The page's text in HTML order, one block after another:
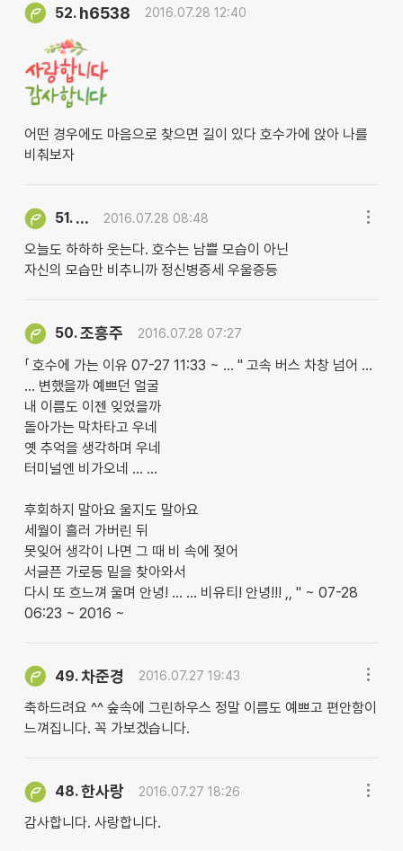
52. h6538 2016.07.28 12:40
어떤 경우에도 마음으로 찾으면 길이 있다 호수가에 앉아 나를
비춰보자
51. ... 2016.07.28 08:48
오늘도 하하하 웃는다. 호수는 남쁠 모습이 아닌
자신의 모습만 비추니까 정신병증세 우울증등
50.조흥주 2016.07.28 07:27
「 호수에 가는 이유 07-27 11:33 ~ … " 고속 버스 차창 넘어 …
… 변했을까 예쁘던 얼굴
내 이름도 이젠 잊었을까
돌아가는 막차타고 우네
옛 추억을 생각하며 우네
터미널엔 비가오네 … …
후회하지 말아요 울지도 말아요
세월이 흘러 가버린 뒤
못잊어 생각이 나면 그 때 비 속에 젖어
서글픈 가로등 밑을 찾아와서
다시 또 흐느껴 울며 안녕! … … 비유티! 안녕!!! ,, " ~ 07-28
06:23 ~ 2016 ~
49.차준경 2016.07.27 19:43
축하드려요 ^^ 숲속에 그린하우스 정말 이름도 예쁘고 편안함이
느껴집니다. 꼭 가보겠습니다.
48.한사랑 2016.07.27 18:26
감사합니다. 사랑합니다.